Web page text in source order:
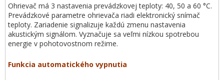
Ohrievač má 3 nastavenia prevádzkovej teploty: 40, 50 a 60 °C.
Prevádzkové parametre ohrievača riadi elektronický snímač
teploty. Zariadenie signalizuje každú zmenu nastavenia
akustickým signálom. Vyznačuje sa veľmi nízkou spotrebou
energie v pohotovostnom režime.
Funkcia automatického vypnutia